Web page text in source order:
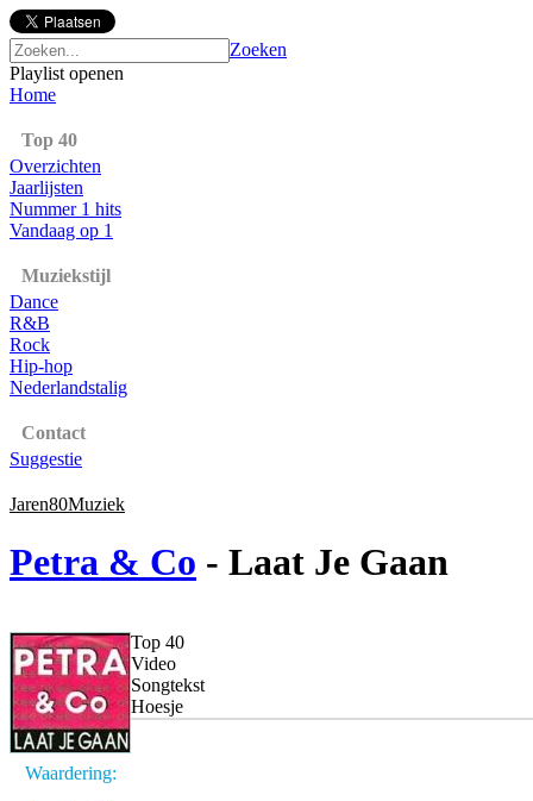
Zoeken
Playlist openen
Home
Top 40
Overzichten
Jaarlijsten
Nummer 1 hits
Vandaag op 1
Muziekstijl
Dance
R&B
Rock
Hip-hop
Nederlandstalig
Contact
Suggestie
Jaren80Muziek
Petra & Co - Laat Je Gaan
Waardering:
Top 40
Video
Songtekst
Hoesje